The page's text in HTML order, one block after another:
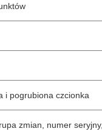
i pogrubiona czcionka
zmian, numer seryjny,